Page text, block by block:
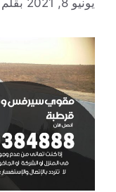
يونيو 8, 2021 بقلم